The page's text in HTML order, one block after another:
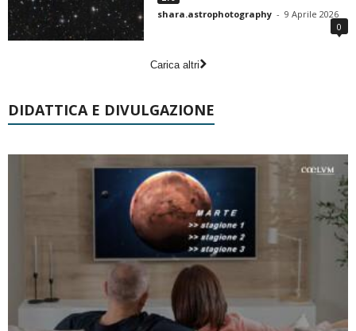
shara.astrophotography - 9 Aprile 2026
0
Carica altri
DIDATTICA E DIVULGAZIONE